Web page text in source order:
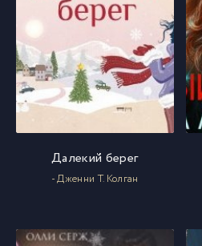
Далекий берег
- Дженни Т. Колган